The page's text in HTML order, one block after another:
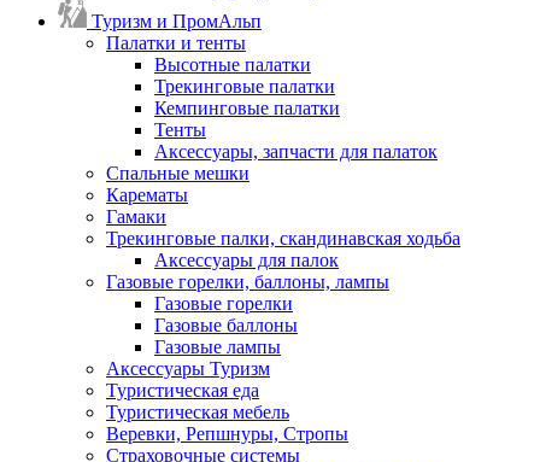
Туризм и ПромАльп
Палатки и тенты
Высотные палатки
Трекинговые палатки
Кемпинговые палатки
Тенты
Аксессуары, запчасти для палаток
Спальные мешки
Карематы
Гамаки
Трекинговые палки, скандинавская ходьба
Аксессуары для палок
Газовые горелки, баллоны, лампы
Газовые горелки
Газовые баллоны
Газовые лампы
Аксессуары Туризм
Туристическая еда
Туристическая мебель
Веревки, Репшнуры, Стропы
Страховочные системы